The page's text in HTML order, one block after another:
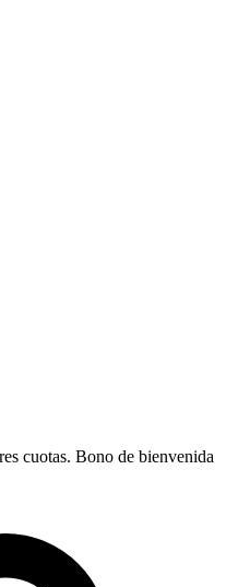
cuotas. Bono de bienvenida